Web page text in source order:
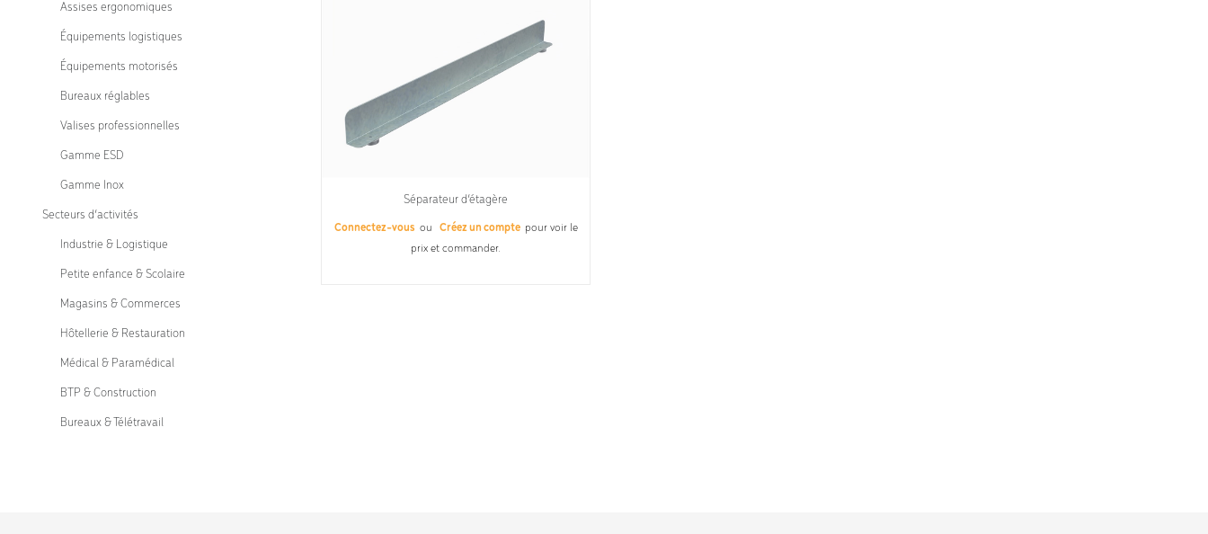
de
Séparateur d’étagère
Connectez-vous ou Créez un compte pour voir le
prix et commander.
Assises ergonomiques
Équipements logistiques
Équipements motorisés
Bureaux réglables
Valises professionnelles
Gamme ESD
Gamme Inox
Secteurs d’activités
Industrie & Logistique
Petite enfance & Scolaire
Magasins & Commerces
Hôtellerie & Restauration
Médical & Paramédical
BTP & Construction
Bureaux & Télétravail